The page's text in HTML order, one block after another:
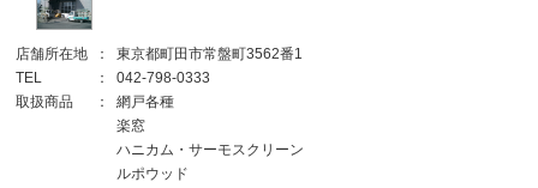
店舗所在地 ：
東京都町田市常盤町3562番1
TEL
：
042-798-0333
取扱商品
：
網戸各種
楽窓
ハニカム・サーモスクリーン
ルポウッド